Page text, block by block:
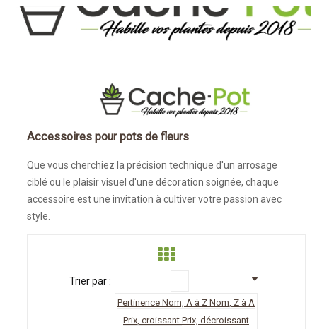
ACCESSOIRES POUR POTS DE FLEURS
Accessoires pour pots de fleurs
Que vous cherchiez la précision technique d'un arrosage
ciblé ou le plaisir visuel d'une décoration soignée, chaque
accessoire est une invitation à cultiver votre passion avec
style.
Trier par :
Pertinence Nom, A à Z Nom, Z à A
Prix, croissant Prix, décroissant